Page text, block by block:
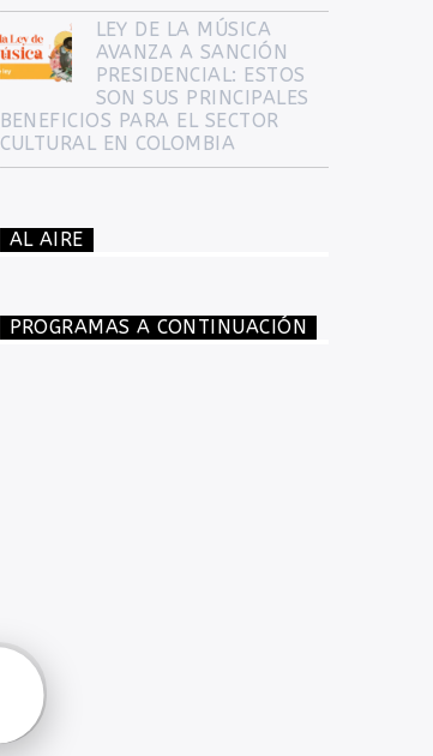
LEY DE LA MÚSICA
AVANZA A SANCIÓN
PRESIDENCIAL: ESTOS
SON SUS PRINCIPALES
BENEFICIOS PARA EL SECTOR
CULTURAL EN COLOMBIA
AL AIRE
PROGRAMAS A CONTINUACIÓN